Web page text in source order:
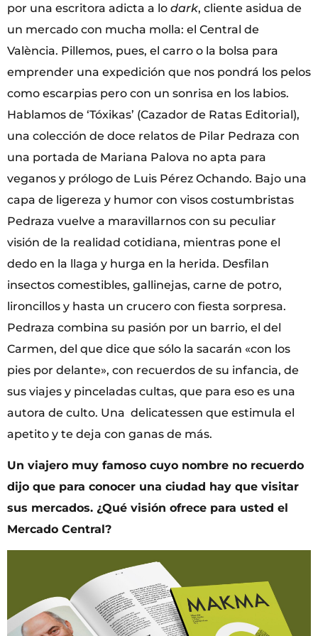
por una escritora adicta a lo dark, cliente asidua de
un mercado con mucha molla: el Central de
València. Pillemos, pues, el carro o la bolsa para
emprender una expedición que nos pondrá los pelos
como escarpias pero con un sonrisa en los labios.
Hablamos de ‘Tóxikas’ (Cazador de Ratas Editorial),
una colección de doce relatos de Pilar Pedraza con
una portada de Mariana Palova no apta para
veganos y prólogo de Luis Pérez Ochando. Bajo una
capa de ligereza y humor con visos costumbristas
Pedraza vuelve a maravillarnos con su peculiar
visión de la realidad cotidiana, mientras pone el
dedo en la llaga y hurga en la herida. Desfilan
insectos comestibles, gallinejas, carne de potro,
lironcillos y hasta un crucero con fiesta sorpresa.
Pedraza combina su pasión por un barrio, el del
Carmen, del que dice que sólo la sacarán «con los
pies por delante», con recuerdos de su infancia, de
sus viajes y pinceladas cultas, que para eso es una
autora de culto. Una delicatessen que estimula el
apetito y te deja con ganas de más.
Un viajero muy famoso cuyo nombre no recuerdo
dijo que para conocer una ciudad hay que visitar
sus mercados. ¿Qué visión ofrece para usted el
Mercado Central?